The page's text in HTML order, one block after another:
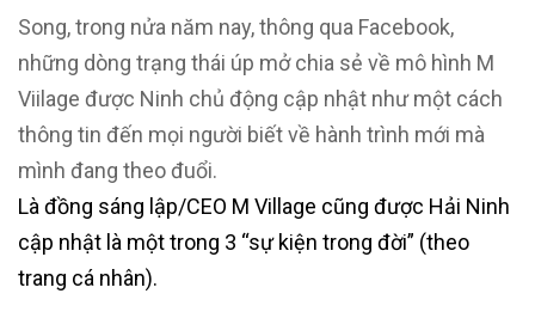
Song, trong nửa năm nay, thông qua Facebook,
những dòng trạng thái úp mở chia sẻ về mô hình M
Viilage được Ninh chủ động cập nhật như một cách
thông tin đến mọi người biết về hành trình mới mà
mình đang theo đuổi.
Là đồng sáng lập/CEO M Village cũng được Hải Ninh
cập nhật là một trong 3 “sự kiện trong đời” (theo
trang cá nhân).